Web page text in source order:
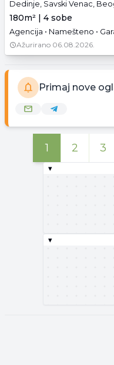
Dedinje, Savski Venac,
180m² | 4 sobe
Agencija • Namešteno •
Ažurirano 06.08.2026.
Primaj nove
1 2 3
▾
▾